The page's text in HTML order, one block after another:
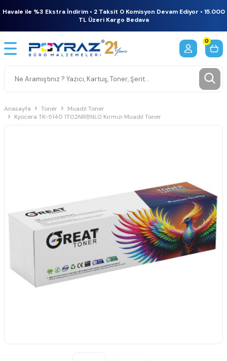
Havale ile %3 Ekstra İndirim • 2 Taksit 0 Komisyon Devam Ediyor • 15.000
TL Üzeri Kargo Bedava
0
Anasayfa Toner
Muadil Toner
Kyocera TK-5140 1T02NRBNL0 Kırmızı Muadil Toner